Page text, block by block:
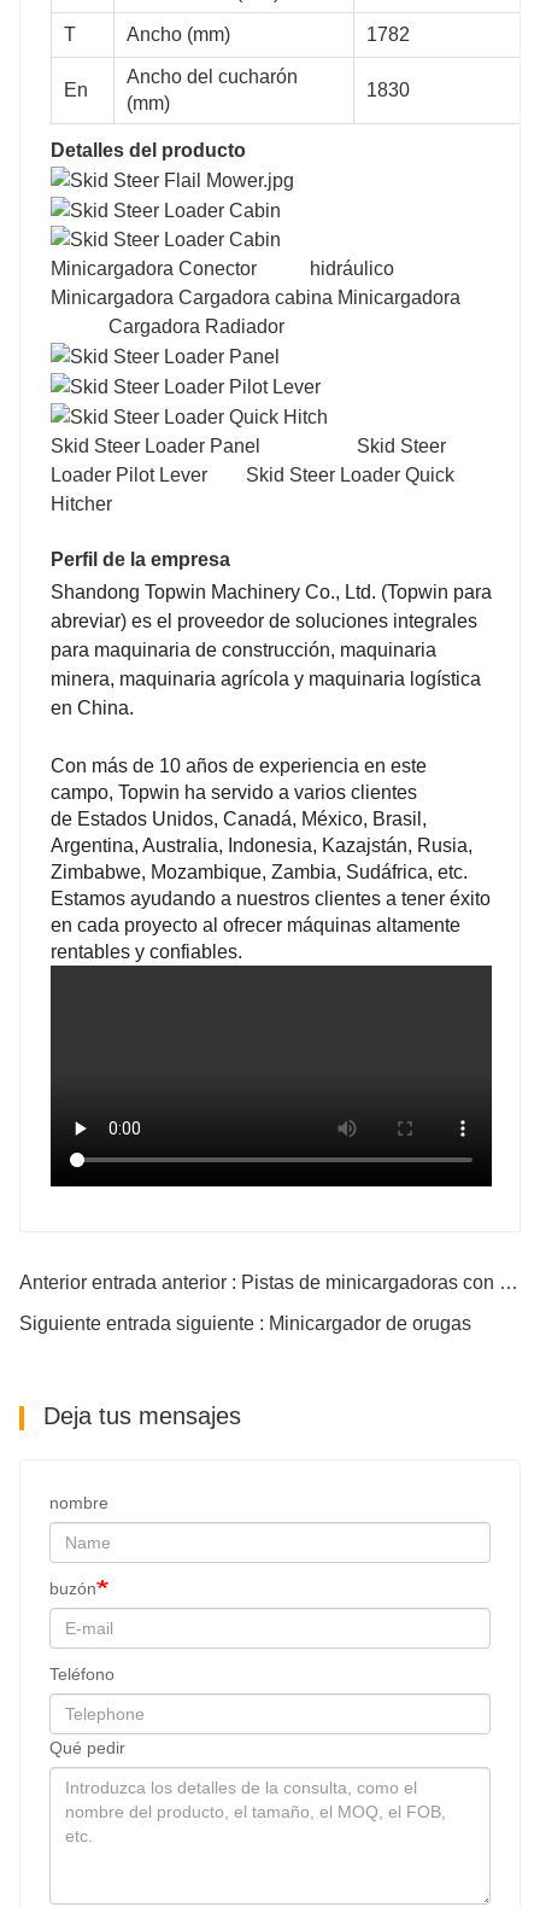
T Ancho (mm) 1782
En
Ancho del cucharón
(mm)
1830
Detalles del producto
Minicargadora Conector hidráulico
Minicargadora Cargadora cabina Minicargadora
Cargadora Radiador
Skid Steer Loader Panel Skid Steer
Loader Pilot Lever Skid Steer Loader Quick
Hitcher
Perfil de la empresa
Shandong Topwin Machinery Co., Ltd. (Topwin para
abreviar) es el proveedor de soluciones integrales
para maquinaria de construcción, maquinaria
minera, maquinaria agrícola y maquinaria logística
en China.
Con más de 10 años de experiencia en este
campo, Topwin ha servido a varios clientes
de Estados Unidos, Canadá, México, Brasil,
Argentina, Australia, Indonesia, Kazajstán, Rusia,
Zimbabwe, Mozambique, Zambia, Sudáfrica, etc.
Estamos ayudando a nuestros clientes a tener éxito
en cada proyecto al ofrecer máquinas altamente
rentables y confiables.
2450
700
30
104
1500
200
20
1365
1742
1994
Anterior entrada anterior : Pistas de minicargadoras con zanjadora
Siguiente entrada siguiente : Minicargador de orugas
Deja tus mensajes
nombre
buzón
Teléfono
Qué pedir